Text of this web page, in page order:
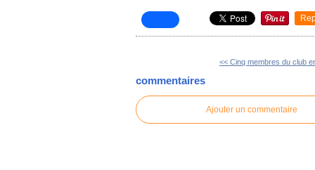
<< Cinq membres du club
commentaires
Ajouter un commentaire